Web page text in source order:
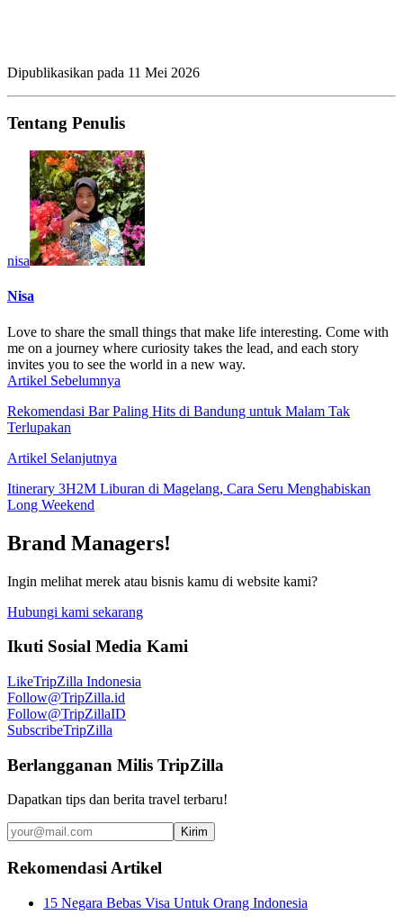
Dipublikasikan pada 11 Mei 2026
Tentang Penulis
nisa
Nisa
Love to share the small things that make life interesting. Come with
me on a journey where curiosity takes the lead, and each story
invites you to see the world in a new way.
Artikel Sebelumnya
Rekomendasi Bar Paling Hits di Bandung untuk Malam Tak
Terlupakan
Artikel Selanjutnya
Itinerary 3H2M Liburan di Magelang, Cara Seru Menghabiskan
Long Weekend
Brand Managers!
Ingin melihat merek atau bisnis kamu di website kami?
Hubungi kami sekarang
Ikuti Sosial Media Kami
LikeTripZilla Indonesia
Follow@TripZilla.id
Follow@TripZillaID
SubscribeTripZilla
Berlangganan Milis TripZilla
Dapatkan tips dan berita travel terbaru!
Kirim
Rekomendasi Artikel
15 Negara Bebas Visa Untuk Orang Indonesia